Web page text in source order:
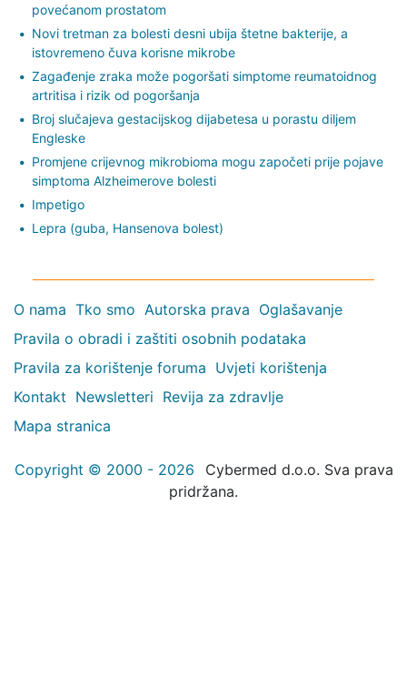
povećanom prostatom
Novi tretman za bolesti desni ubija štetne bakterije, a
istovremeno čuva korisne mikrobe
Zagađenje zraka može pogoršati simptome reumatoidnog
artritisa i rizik od pogoršanja
Broj slučajeva gestacijskog dijabetesa u porastu diljem
Engleske
Promjene crijevnog mikrobioma mogu započeti prije pojave
simptoma Alzheimerove bolesti
Impetigo
Lepra (guba, Hansenova bolest)
O nama Tko smo Autorska prava Oglašavanje
Pravila o obradi i zaštiti osobnih podataka
Pravila za korištenje foruma Uvjeti korištenja
Kontakt Newsletteri Revija za zdravlje
Mapa stranica
Copyright © 2000 - 2026
Cybermed d.o.o. Sva prava
pridržana.